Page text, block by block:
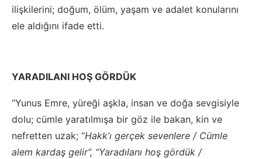
ilişkilerini; doğum, ölüm, yaşam ve adalet konularını
ele aldığını ifade etti.
YARADILANI HOŞ GÖRDÜK
“Yunus Emre, yüreği aşkla, insan ve doğa sevgisiyle
dolu; cümle yaratılmışa bir göz ile bakan, kin ve
nefretten uzak; “Hakk’ı gerçek sevenlere / Cümle
alem kardaş gelir”, “Yaradılanı hoş gördük /